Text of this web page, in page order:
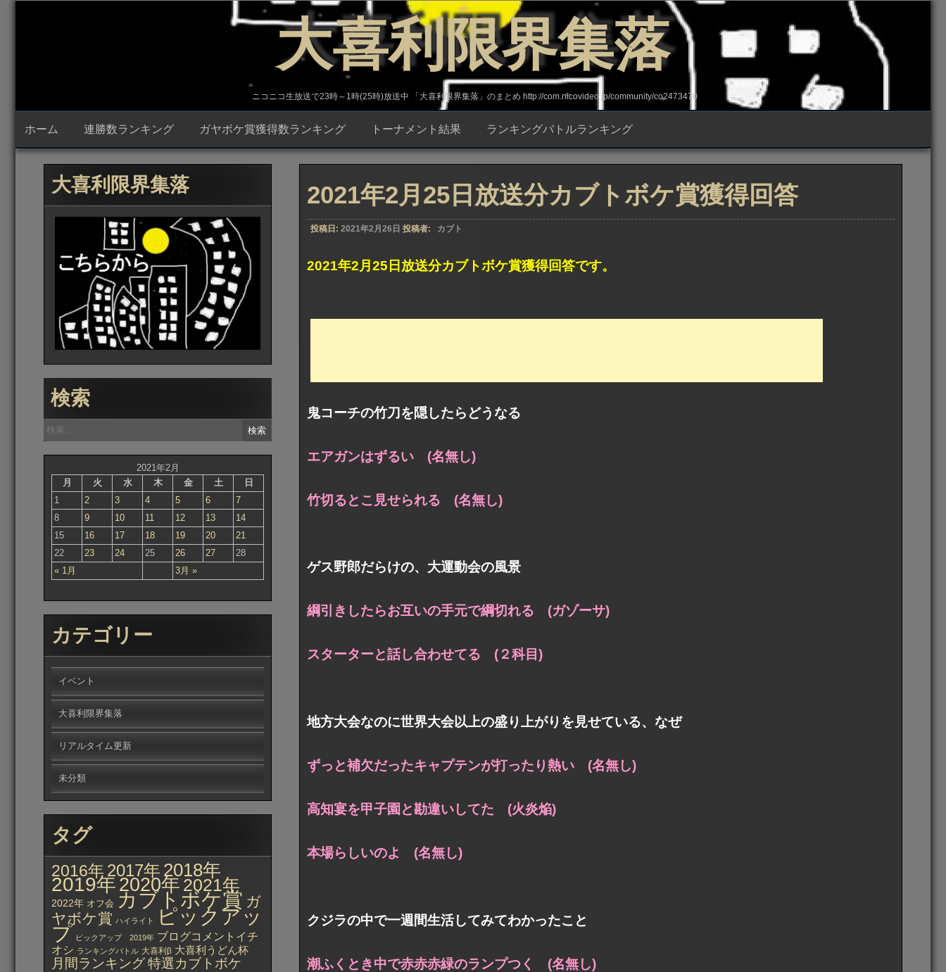
プ
大喜利限界集落
ニコニコ生放送で23時～1時(25時)放送中 「大喜利限界集落」のまとめ http://com.nicovideo.jp/community/co2473470
ホーム 連勝数ランキング ガヤボケ賞獲得数ランキング トーナメント結果 ランキングバトルランキング
2021年2月25日放送分カブトボケ賞獲得回答
投稿日: 2021年2月26日 投稿者: カブト
2021年2月25日放送分カブトボケ賞獲得回答です。
鬼コーチの竹刀を隠したらどうなる
エアガンはずるい (名無し)
竹切るとこ見せられる (名無し)
ゲス野郎だらけの、大運動会の風景
綱引きしたらお互いの手元で綱切れる (ガゾーサ)
スターターと話し合わせてる (２科目)
地方大会なのに世界大会以上の盛り上がりを見せている、なぜ
ずっと補欠だったキャプテンが打ったり熱い (名無し)
高知宴を甲子園と勘違いしてた (火炎焔)
本場らしいのよ (名無し)
クジラの中で一週間生活してみてわかったこと
潮ふくとき中で赤赤赤緑のランプつく (名無し)
大喜利限界集落
検索
検
索:
2021年2月
月
火 水 木 金 土 日
« 1月 3月 »
1 2 3 4 5 6
7
8
9 10 11 12 13
14
15
16 17 18 19 20
21
22
23 24 25 26 27 28
カテゴリー
イベント
大喜利限界集落
リアルタイム更新
未分類
タグ
2016年 2017年 2018年
2019年2020年 2021年
2022年 オフ会 カブトボケ賞 ガ
ヤボケ賞 ハイライト ピックアッ
プ ピックアップ 2019年 ブログコメントイチ
オシ ランキングバトル 大喜利β 大喜利うどん杯
月間ランキング特選カブトボケ